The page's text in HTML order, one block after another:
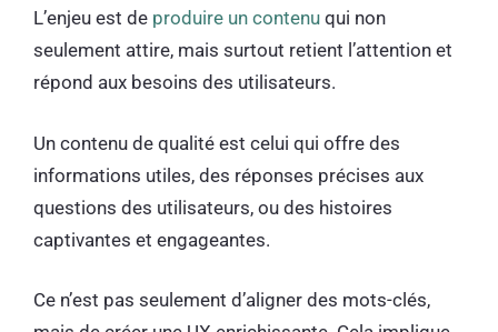
L’enjeu est de produire un contenu qui non
seulement attire, mais surtout retient l’attention et
répond aux besoins des utilisateurs.
Un contenu de qualité est celui qui offre des
informations utiles, des réponses précises aux
questions des utilisateurs, ou des histoires
captivantes et engageantes.
Ce n’est pas seulement d’aligner des mots-clés,